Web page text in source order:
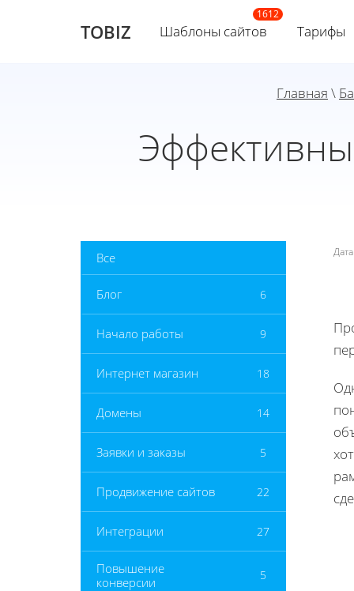
TOBIZ Шаблоны сайтов Тарифы
Главная \
Все
Блог 6
Начало работы 9
Интернет магазин 18
Домены 14
Заявки и заказы 5
Продвижение сайтов 22
Интеграции 27
Повышение
конверсии
5